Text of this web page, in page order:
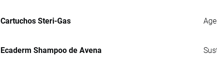
Cartuchos Steri-Gas
Ecaderm Shampoo de Avena